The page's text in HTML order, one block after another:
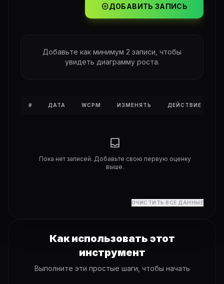
add_circleДОБАВИТЬ ЗАПИСЬ
Добавьте как минимум 2 записи, чтобы
увидеть диаграмму роста.
# ДАТА WCPM ИЗМЕНЯТЬ ДЕЙСТВИЕ
inbox
Пока нет записей. Добавьте свою первую оценку
выше.
ОЧИСТИТЬ ВСЕ ДАННЫЕ
Как использовать этот
инструмент
Выполните эти простые шаги, чтобы начать